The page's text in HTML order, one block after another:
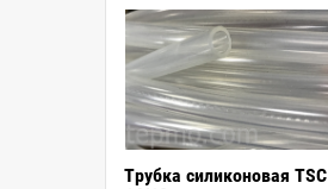
Трубка силиконовая TSC